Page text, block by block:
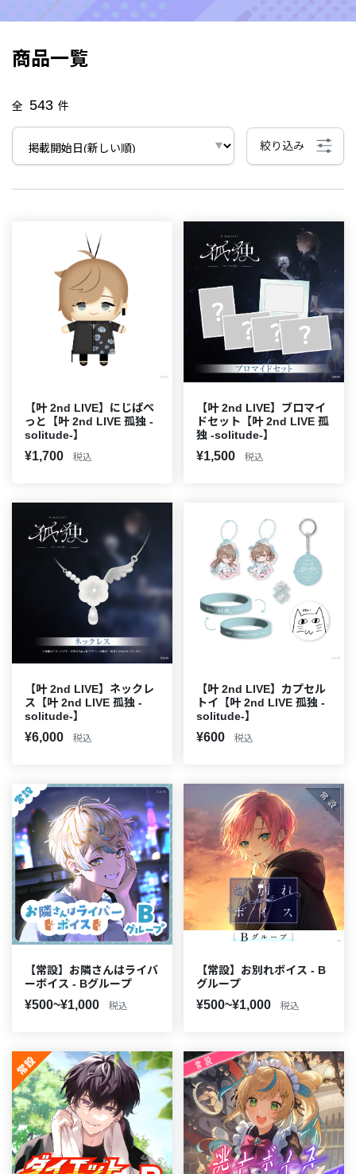
商品一覧
全 543 件
絞り込み
【叶 2nd LIVE】にじぱぺ
っと【叶 2nd LIVE 孤独 -
solitude-】
¥1,700 税込
【叶 2nd LIVE】ブロマイ
ドセット【叶 2nd LIVE 孤
独 -solitude-】
¥1,500 税込
【叶 2nd LIVE】ネックレ
ス【叶 2nd LIVE 孤独 -
solitude-】
¥6,000 税込
【叶 2nd LIVE】カプセル
トイ【叶 2nd LIVE 孤独 -
solitude-】
¥600 税込
【常設】お隣さんはライバ
ーボイス - Bグループ
¥500~¥1,000 税込
【常設】お別れボイス - B
グループ
¥500~¥1,000 税込